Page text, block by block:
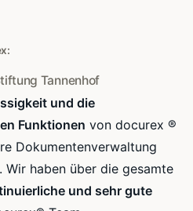
Tannenhof
und die
Funktionen von docurex ®
Dokumentenverwaltung
Wir haben über die gesamte
und sehr gute